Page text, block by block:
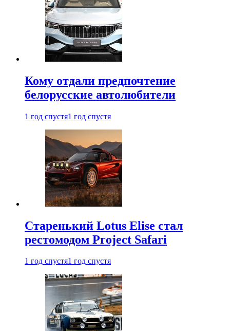
Кому отдали предпочтение
белорусские автолюбители
1 год спустя1 год спустя
Старенький Lotus Elise стал
рестомодом Project Safari
1 год спустя1 год спустя